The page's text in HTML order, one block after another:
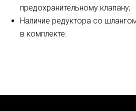
предохранительному клапану;
Наличие редуктора со
в комплекте.